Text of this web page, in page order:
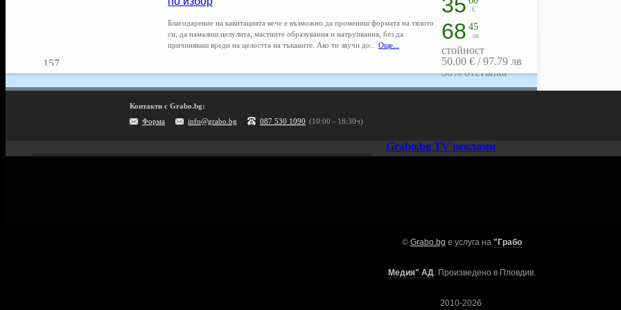
€
68 45
лв
стойност
50.00 € / 97.79 лв
30% отстъпка
Благодарение на кавитацията вече е възможно да промениш формата на тялото
си, да намалиш целулита, мастните образувания и натрупвания, без да
причиняваш вреди на целостта на тъканите. Ако ти звучи до.. Още...
157
Контакти с Grabo.bg:
Форма
info@grabo.bg 087 530 1090 (10:00 - 18:30ч)
Grabo.bg TV реклами
© Grabo.bg е услуга на "Грабо
Медия" АД. Произведено в Пловдив.
2010-2026.